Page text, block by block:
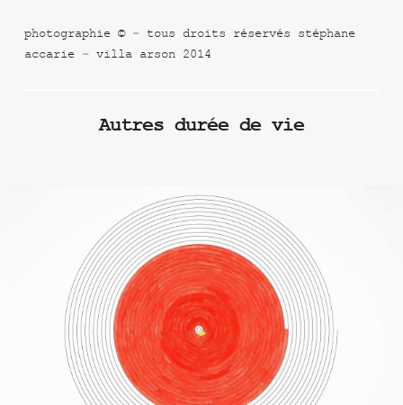
photographie © – tous droits réservés stéphane
accarie – villa arson 2014
Autres durée de vie